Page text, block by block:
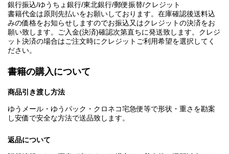
銀行振込/ゆうちょ銀行/東北銀行/郵便振替/クレジット
書籍代金は原則先払いをお願いしております。在庫確認後送料込
みの価格をお知らせしますのでお振込又はクレジットの決済をお
願い致します。ご入金(決済)確認次第直ちに発送致します。クレジ
ット決済の場合はご注文時にクレジットご利用希望を選択してく
ださい。
書籍の購入について
商品引き渡し方法
ゆうメール・ゆうパック・クロネコ宅急便等で形状・重さを勘案
し安価で安全な方法で送品致します。
返品について